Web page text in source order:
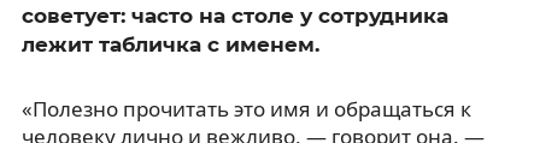
советует: часто на столе у сотрудника
лежит табличка с именем.
«Полезно прочитать это имя и обращаться к
человеку лично и вежливо, — говорит она. —